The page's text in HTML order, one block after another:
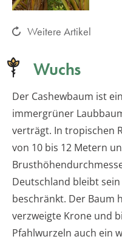
Weitere Artikel
Wuchs
Der Cashewbaum ist
immergrüner
verträgt. In tropischen
von 10 bis 12 Metern
Deutschland bleibt
beschränkt. Der Baum
verzweigte Krone und
Pfahlwurzeln auch ein